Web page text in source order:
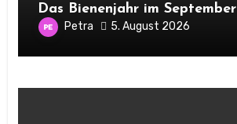
Das Bienenjahr im September
Petra 5. August 2026